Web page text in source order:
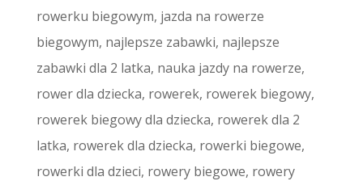
rowerku biegowym, jazda na rowerze
biegowym, najlepsze zabawki, najlepsze
zabawki dla 2 latka, nauka jazdy na rowerze,
rower dla dziecka, rowerek, rowerek biegowy,
rowerek biegowy dla dziecka, rowerek dla 2
latka, rowerek dla dziecka, rowerki biegowe,
rowerki dla dzieci, rowery biegowe, rowery